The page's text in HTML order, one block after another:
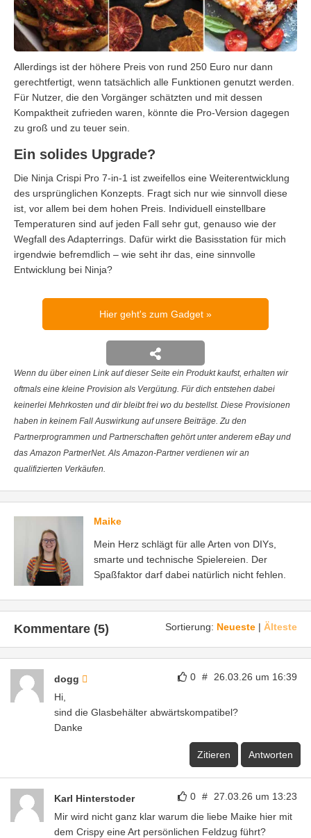
Allerdings ist der höhere Preis von rund 250 Euro nur dann
gerechtfertigt, wenn tatsächlich alle Funktionen genutzt werden.
Für Nutzer, die den Vorgänger schätzten und mit dessen
Kompaktheit zufrieden waren, könnte die Pro-Version dagegen
zu groß und zu teuer sein.
Ein solides Upgrade?
Die Ninja Crispi Pro 7-in-1 ist zweifellos eine Weiterentwicklung
des ursprünglichen Konzepts. Fragt sich nur wie sinnvoll diese
ist, vor allem bei dem hohen Preis. Individuell einstellbare
Temperaturen sind auf jeden Fall sehr gut, genauso wie der
Wegfall des Adapterrings. Dafür wirkt die Basisstation für mich
irgendwie befremdlich – wie seht ihr das, eine sinnvolle
Entwicklung bei Ninja?
Hier geht's zum Gadget
Wenn du über einen Link auf dieser Seite ein Produkt kaufst, erhalten wir
oftmals eine kleine Provision als Vergütung. Für dich entstehen dabei
keinerlei Mehrkosten und dir bleibt frei wo du bestellst. Diese Provisionen
haben in keinem Fall Auswirkung auf unsere Beiträge. Zu den
Partnerprogrammen und Partnerschaften gehört unter anderem eBay und
das Amazon PartnerNet. Als Amazon-Partner verdienen wir an
qualifizierten Verkäufen.
Maike
Mein Herz schlägt für alle Arten von DIYs,
smarte und technische Spielereien. Der
Spaßfaktor darf dabei natürlich nicht fehlen.
Sortierung: Neueste | Älteste
Kommentare (5)
0 # 26.03.26 um 16:39
dogg
Hi,
sind die Glasbehälter abwärtskompatibel?
Danke
Zitieren Antworten
0 # 27.03.26 um 13:23
Karl Hinterstoder
Mir wird nicht ganz klar warum die liebe Maike hier mit
dem Crispy eine Art persönlichen Feldzug führt?